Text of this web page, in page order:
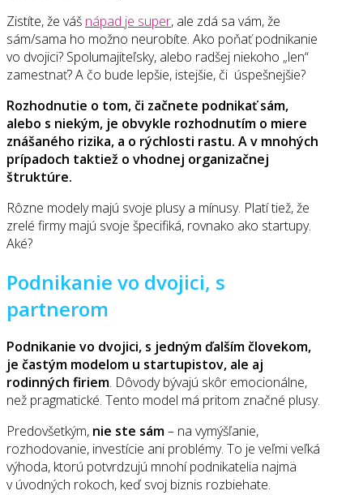
Zistíte, že váš nápad je super, ale zdá sa vám, že
sám/sama ho možno neurobíte. Ako poňať podnikanie
vo dvojici? Spolumajiteľsky, alebo radšej niekoho „len“
zamestnať? A čo bude lepšie, istejšie, či úspešnejšie?
Rozhodnutie o tom, či začnete podnikať sám,
alebo s niekým, je obvykle rozhodnutím o miere
znášaného rizika, a o rýchlosti rastu. A v mnohých
prípadoch taktiež o vhodnej organizačnej
štruktúre.
Rôzne modely majú svoje plusy a mínusy. Platí tiež, že
zrelé firmy majú svoje špecifiká, rovnako ako startupy.
Aké?
Podnikanie vo dvojici, s
partnerom
Podnikanie vo dvojici, s jedným ďalším človekom,
je častým modelom u startupistov, ale aj
rodinných firiem. Dôvody bývajú skôr emocionálne,
než pragmatické. Tento model má pritom značné plusy.
Predovšetkým, nie ste sám– na vymýšľanie,
rozhodovanie, investície ani problémy. To je veľmi veľká
výhoda, ktorú potvrdzujú mnohí podnikatelia najmä
v úvodných rokoch, keď svoj biznis rozbiehate.